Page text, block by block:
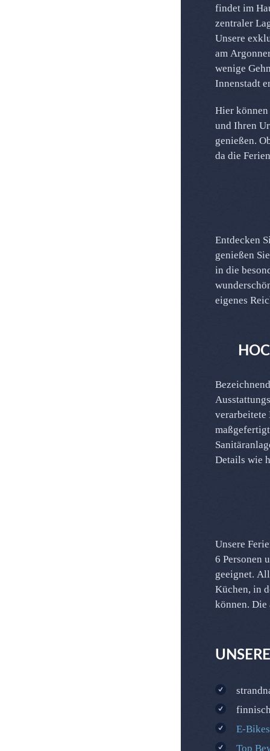
findet im
zentraler
Unsere
am
wenige
Innenstadt
Hier
und Ihren
genießen.
da die
Entdecken
genießen
in die
eigenes
verarbeitete
Details wie
erstklassigen,
Unsere
6 Personen
geeignet.
Küchen, in
können.
sind mit
optimalen
E-Bikes
Top